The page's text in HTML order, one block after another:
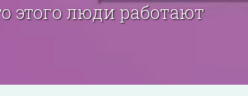
этого люди работают